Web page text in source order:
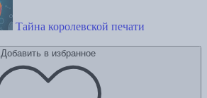
Тайна королевской печати
Добавить в избранное